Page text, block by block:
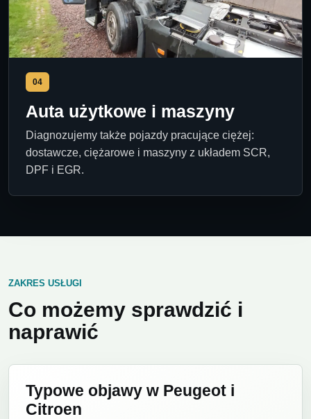
04
Auta użytkowe i maszyny
Diagnozujemy także pojazdy pracujące ciężej:
dostawcze, ciężarowe i maszyny z układem SCR,
DPF i EGR.
ZAKRES USŁUGI
Co możemy sprawdzić i
naprawić
Typowe objawy w Peugeot i
Citroen